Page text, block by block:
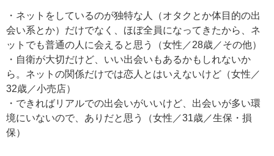
・ネットをしているのが独特な人（オタクとか体目的の出
会い系とか）だけでなく、ほぼ全員になってきたから、ネ
ットでも普通の人に会えると思う（女性／28歳／その他）
・自衛が大切だけど、いい出会いもあるかもしれないか
ら。ネットの関係だけでは恋人とはいえないけど（女性／
32歳／小売店）
・できればリアルでの出会いがいいけど、出会いが多い環
境にいないので、ありだと思う（女性／31歳／生保・損
保）